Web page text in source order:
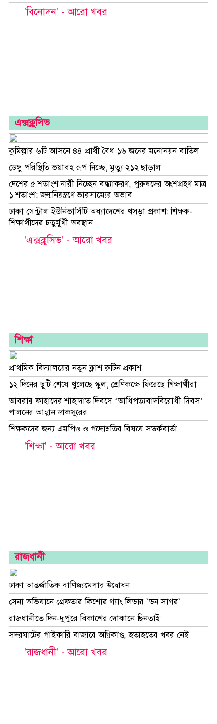
'বিনোদন' - আরো খবর
এক্সক্লুসিভ
কুমিল্লার ৬টি আসনে ৪৪ প্রার্থী বৈধ ১৬ জনের মনোনয়ন বাতিল
ডেঙ্গু পরিস্থিতি ভয়াবহ রূপ নিচ্ছে, মৃত্যু ২১২ ছাড়াল
দেশের ৫ শতাংশ নারী নিচ্ছেন বন্ধ্যাকরণ, পুরুষদের অংশগ্রহণ মাত্র
১ শতাংশ: জন্মনিয়ন্ত্রণে ভারসাম্যের অভাব
ঢাকা সেন্ট্রাল ইউনিভার্সিটি অধ্যাদেশের খসড়া প্রকাশ: শিক্ষক-
শিক্ষার্থীদের চতুর্মুখী অবস্থান
'এক্সক্লুসিভ' - আরো খবর
শিক্ষা
প্রাথমিক বিদ্যালয়ের নতুন ক্লাশ রুটিন প্রকাশ
১২ দিনের ছুটি শেষে খুলেছে স্কুল, শ্রেণিকক্ষে ফিরেছে শিক্ষার্থীরা
আবরার ফাহাদের শাহাদাত দিবসে ‘আধিপত্যবাদবিরোধী দিবস’
পালনের আহ্বান ডাকসুরের
শিক্ষকদের জন্য এমপিও ও পদোন্নতির বিষয়ে সতর্কবার্তা
'শিক্ষা' - আরো খবর
রাজধানী
ঢাকা আন্তর্জাতিক বাণিজ্যমেলার উদ্বোধন
সেনা অভিযানে গ্রেফতার কিশোর গ্যাং লিডার `ডন সাগর`
রাজধানীতে দিন-দুপুরে বিকাশের দোকানে ছিনতাই
সদরঘাটের পাইকারি বাজারে অগ্নিকাণ্ড, হতাহতের খবর নেই
'রাজধানী' - আরো খবর